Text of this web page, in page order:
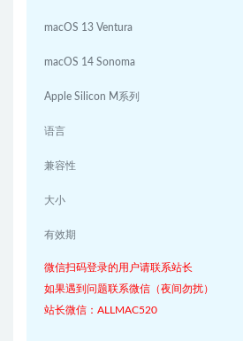
macOS 13 Ventura
macOS 14 Sonoma
Apple Silicon M系列
语言
兼容性
大小
有效期
微信扫码登录的用户请联系站长
如果遇到问题联系微信（夜间勿扰）
站长微信：ALLMAC520